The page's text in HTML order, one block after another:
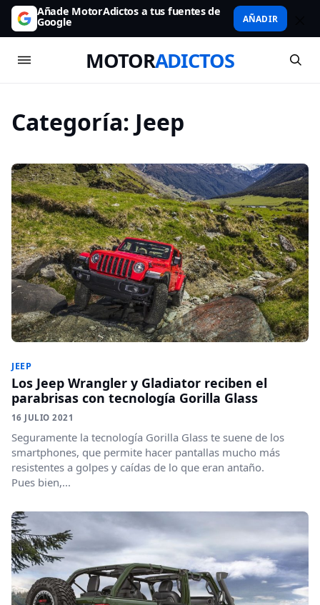
Añade MotorAdictos a tus fuentes de
Google AÑADIR
MOTORADICTOS
Categoría: Jeep
JEEP
Los Jeep Wrangler y Gladiator reciben el
parabrisas con tecnología Gorilla Glass
16 JULIO 2021
Seguramente la tecnología Gorilla Glass te suene de los
smartphones, que permite hacer pantallas mucho más
resistentes a golpes y caídas de lo que eran antaño.
Pues bien,...